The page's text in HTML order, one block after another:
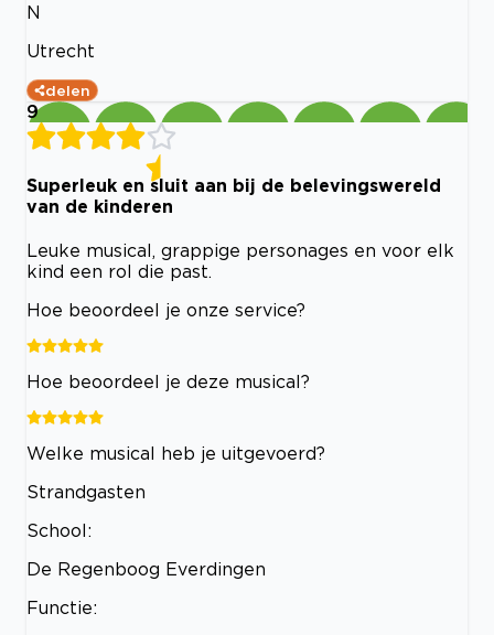
N
Utrecht
delen
9
Superleuk en sluit aan bij de belevingswereld
van de kinderen
Leuke musical, grappige personages en voor elk
kind een rol die past.
Hoe beoordeel je onze service?
Hoe beoordeel je deze musical?
Welke musical heb je uitgevoerd?
Strandgasten
School:
De Regenboog Everdingen
Functie: